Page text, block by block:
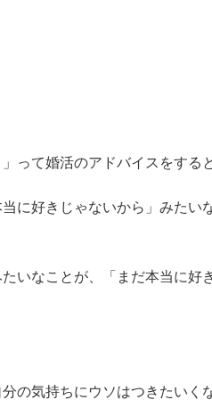
って婚活のアドバイスをすると
に好きじゃないから」みた
いなことが、「まだ本当に好
の気持ちにウソはつきたい